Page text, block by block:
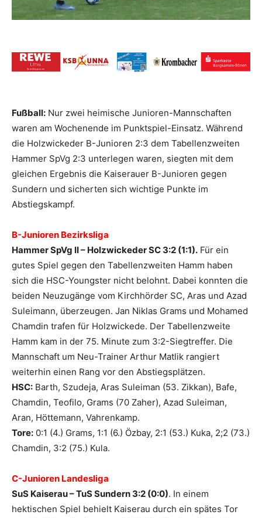
Fußball: Nur zwei heimische Junioren-Mannschaften
waren am Wochenende im Punktspiel-Einsatz. Während
die Holzwickeder B-Junioren 2:3 dem Tabellenzweiten
Hammer SpVg 2:3 unterlegen waren, siegten mit dem
gleichen Ergebnis die Kaiserauer B-Junioren gegen
Sundern und sicherten sich wichtige Punkte im
Abstiegskampf.
B-Junioren Bezirksliga
Hammer SpVg II – Holzwickeder SC 3:2 (1:1). Für ein
gutes Spiel gegen den Tabellenzweiten Hamm haben
sich die HSC-Youngster nicht belohnt. Dabei konnten die
beiden Neuzugänge vom Kirchhörder SC, Aras und Azad
Suleimann, überzeugen. Jan Niklas Grams und Mohamed
Chamdin trafen für Holzwickede. Der Tabellenzweite
Hamm kam in der 75. Minute zum 3:2-Siegtreffer. Die
Mannschaft um Neu-Trainer Arthur Matlik rangiert
weiterhin einen Rang vor den Abstiegsplätzen.
HSC: Barth, Szudeja, Aras Suleiman (53. Zikkan), Bafe,
Chamdin, Teofilo, Grams (70 Zaher), Azad Suleiman,
Aran, Höttemann, Vahrenkamp.
Tore: 0:1 (4.) Grams, 1:1 (6.) Özbay, 2:1 (53.) Kuka, 2;2 (73.)
Chamdin, 3:2 (75.) Kula.
C-Junioren Landesliga
SuS Kaiserau – TuS Sundern 3:2 (0:0). In einem
hektischen Spiel behielt Kaiserau durch ein spätes Tor